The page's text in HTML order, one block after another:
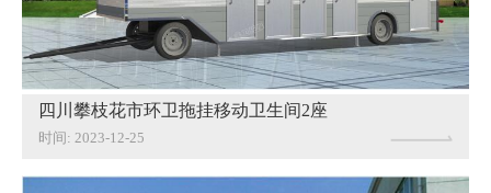
四川攀枝花市环卫拖挂移动卫生间2座
时间: 2023-12-25